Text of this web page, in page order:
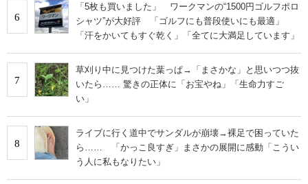
6
「5枚も買いました」 ワークマンの“1500円ゴルフポロ
シャツ”が大好評 「ゴルフにも普段使いにも最適」
「汗をかいてもすぐ乾く」「全てに大満足しています」
7
草刈り中に見つけた葉っぱ→「まさかな」と思いつつ抜
いたら…… 驚きの正体に「お宝やね」「生命力すご
い」
8
ライブに行く道中でサンダルが崩壊→裸足で困っていた
ら…… 「かっこ良すぎ」まさかの展開に感動「こうい
う人に私もなりたい」